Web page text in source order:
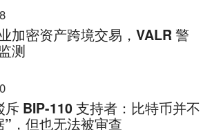
加密资产跨境交易，VALR 警
测
BIP-110 支持者：比特币并不
，但也无法被审查